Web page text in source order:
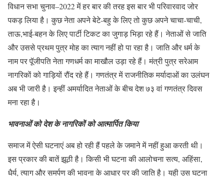
विधान सभा चुनाव–2022 में हर बार की तरह इस बार भी परिवारवाद जोर
पकड़ लिया है। कुछ नेता अपने बेटे-बहु के लिए तो कुछ अपने चाचा-चाची,
ताऊ,भाई-बहन के लिए पार्टी टिकट का जुगाड़ भिड़ा रहे हैं। नेताओं से जाति
और उससे प्रथम पुत्र मोह का त्याग नहीं हो पा रहा है। जाति और धर्म के
नाम पर पूॅजीपति नेता गणधर्म का माखौल उड़ा रहे हैं। मंत्री पुत्र सरेआम
नागरिकों को गाड़ियों रौंद रहे हैं। गणतंत्र में राजनीतिक मर्यादाओं का उलंघन
अब भी जारी है। इन्हीं अमर्यादित नेताओं के बीच देश ७३ वां गणतंत्र दिवस
मना रहा है।
भावनाओं को देश के नागरिकों को आत्मार्पित किया
समाज में ऐसी घटनाएं अब हो रही हैं पहले के जमाने में नहीं हुआ करती थी।
इस प्रकार की बातें झूठी है। किसी भी घटना की आलोचना सत्य, अहिंसा,
धैर्य, त्याग और समर्पण की भावना के आधार पर की जाति है। यही उस घटना